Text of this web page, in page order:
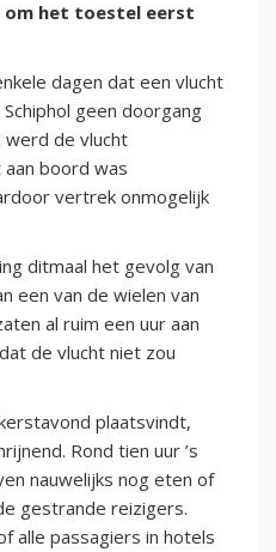
het toestel eerst
dagen dat een vlucht
geen doorgang
de vlucht
boord was
vertrek onmogelijk
ditmaal het gevolg van
een van de wielen van
al ruim een uur aan
de vlucht niet zou
plaatsvindt,
Rond tien uur ’s
nauwelijks nog eten of
gestrande reizigers.
alle passagiers in hotels